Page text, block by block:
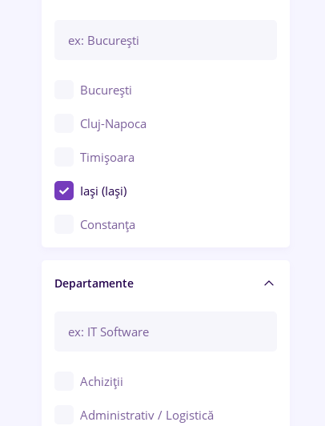
București
Cluj-Napoca
Timișoara
Iași (Iași)
Constanța
Brașov
Bacău
Galați (Galați)
Departamente
Achiziții
Administrativ / Logistică